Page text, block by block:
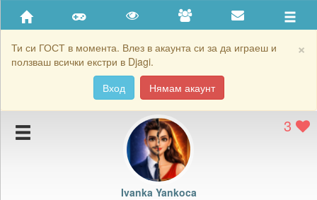
×
Ти си ГОСТ в момента. Влез в акаунта си за да играеш и
ползваш всички екстри в Djagi.
Вход
Нямам акаунт
Приятели
Хронология на игри
Подаръците на Ivanka Yankoca
Картичките на Ivanka Yankoca
Блокирай Ivanka Yankoca
3
Ivanka Yankoca